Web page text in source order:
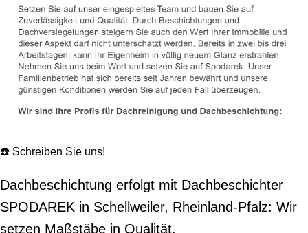
☎️ Schreiben Sie uns!
Dachbeschichtung erfolgt mit Dachbeschichter
SPODAREK in Schellweiler, Rheinland-Pfalz: Wir
setzen Maßstäbe in Qualität.